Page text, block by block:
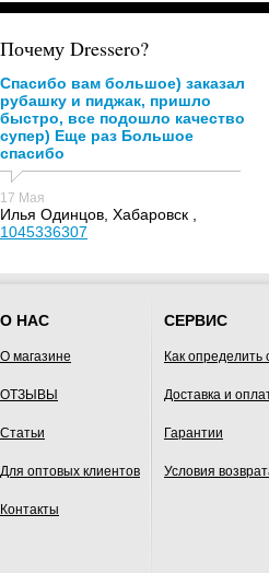
Почему Dressero?
Спасибо вам большое) заказал
рубашку и пиджак, пришло
быстро, все подошло качество
супер) Еще раз Большое
спасибо
17 Мая
Илья Одинцов, Хабаровск ,
1045336307
О НАС
О магазине
ОТЗЫВЫ
Статьи
Для оптовых клиентов
Контакты
СЕРВИС
Как определить
Доставка и
Гарантии
Условия